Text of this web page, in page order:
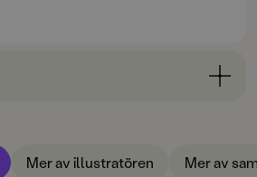
besvikelse och ilska.
skalbagge samtidigt som man
kex i sanden?
Mer av illustratören Mer av